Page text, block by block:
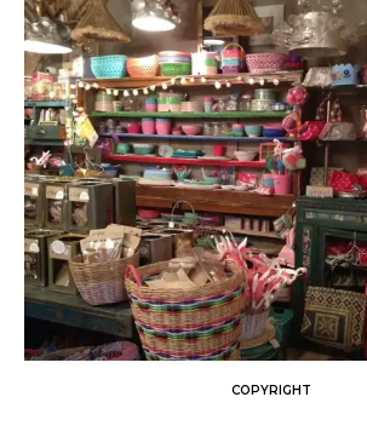
COPYRIGHT